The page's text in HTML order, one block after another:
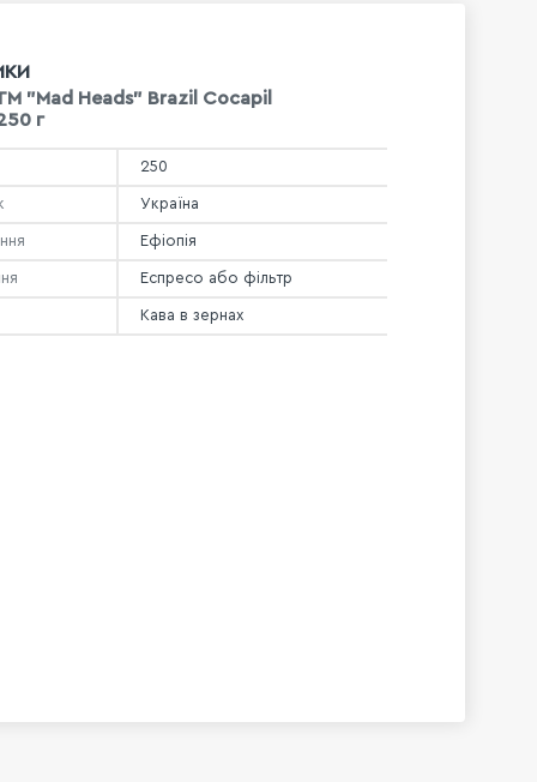
"Mad Heads" Brazil Cocapil
г
250
Україна
Ефіопія
Еспресо або фільтр
Кава в зернах